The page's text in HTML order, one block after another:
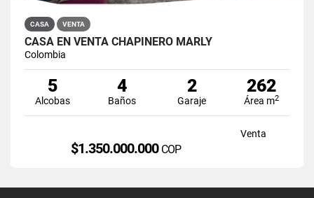
CASA VENTA
CASA EN VENTA CHAPINERO MARLY
Colombia
5
Alcobas
4
Baños
2
Garaje
262
Área m2
Venta
$1.350.000.000 COP